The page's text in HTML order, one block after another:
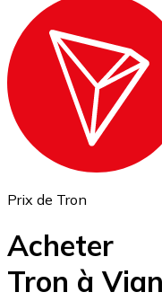
Ethereum
ETH
Prix de Tron
Acheter
Tron à